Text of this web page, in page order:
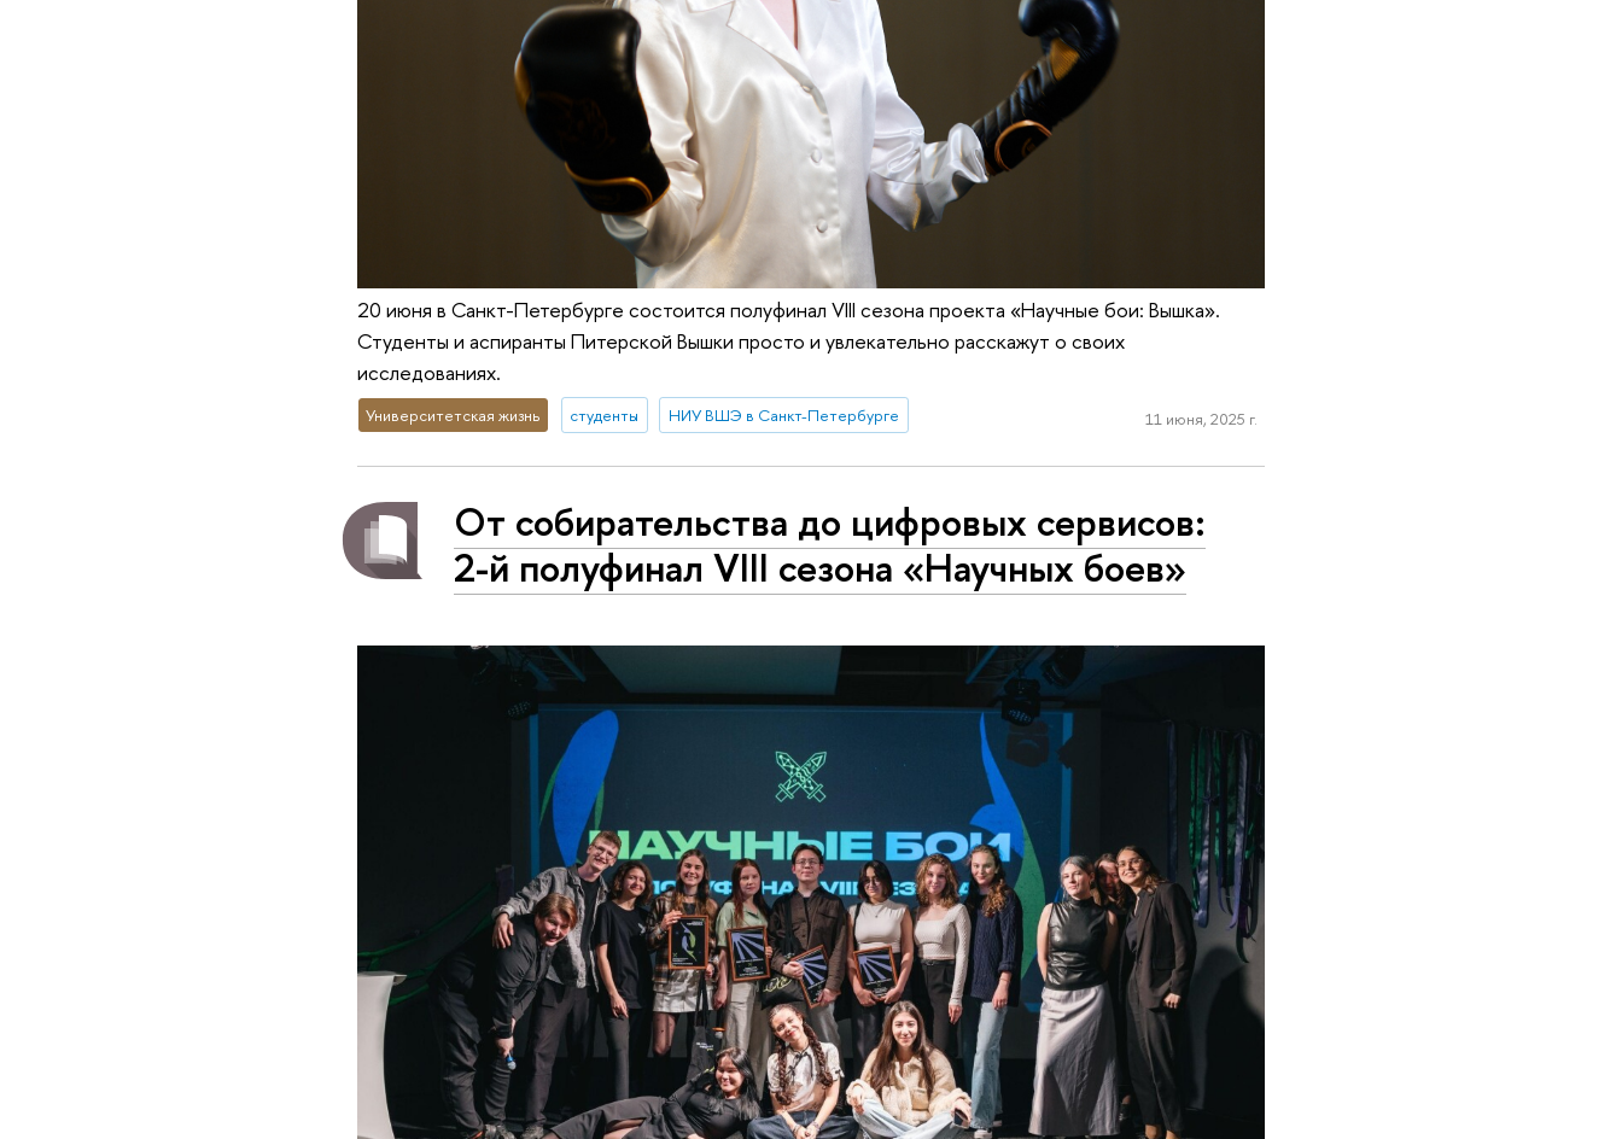
20 июня в Санкт-Петербурге состоится полуфинал VIII сезона проекта «Научные бои: Вышка».
Студенты и аспиранты Питерской Вышки просто и увлекательно расскажут о своих
исследованиях.
Университетская жизнь студенты НИУ ВШЭ в Санкт-Петербурге 11 июня, 2025 г.
От собирательства до цифровых сервисов:
2-й полуфинал VIII сезона «Научных боев»